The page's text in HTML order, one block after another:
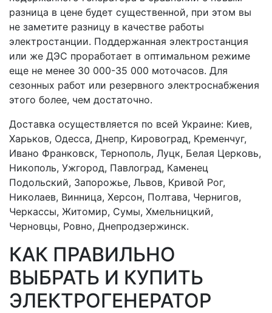
разница в цене будет существенной, при этом вы
не заметите разницу в качестве работы
электростанции. Поддержанная электростанция
или же ДЭС проработает в оптимальном режиме
еще не менее 30 000-35 000 моточасов. Для
сезонных работ или резервного электроснабжения
этого более, чем достаточно.
Доставка осуществляется по всей Украине: Киев,
Харьков, Одесса, Днепр, Кировоград, Кременчуг,
Ивано Франковск, Тернополь, Луцк, Белая Церковь,
Никополь, Ужгород, Павлоград, Каменец
Подольский, Запорожье, Львов, Кривой Рог,
Николаев, Винница, Херсон, Полтава, Чернигов,
Черкассы, Житомир, Сумы, Хмельницкий,
Черновцы, Ровно, Днепродзержинск.
КАК ПРАВИЛЬНО
ВЫБРАТЬ И КУПИТЬ
ЭЛЕКТРОГЕНЕРАТОР